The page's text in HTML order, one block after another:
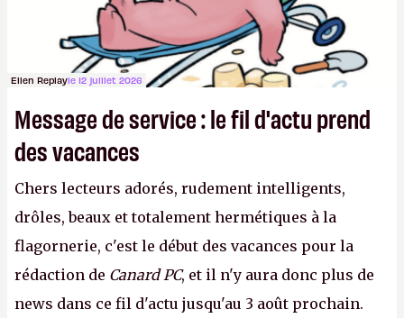
Ellen Replayle 12 juillet 2026
Message de service : le fil d'actu prend
des vacances
Chers lecteurs adorés, rudement intelligents,
drôles, beaux et totalement hermétiques à la
flagornerie, c'est le début des vacances pour la
rédaction de Canard PC, et il n'y aura donc plus de
news dans ce fil d'actu jusqu'au 3 août prochain.